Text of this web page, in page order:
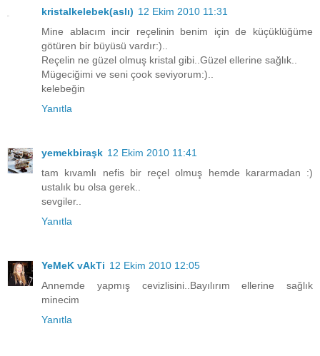
kristalkelebek(aslı) 12 Ekim 2010 11:31
Mine ablacım incir reçelinin benim için de küçüklüğüme
götüren bir büyüsü vardır:)..
Reçelin ne güzel olmuş kristal gibi..Güzel ellerine sağlık..
Mügeciğimi ve seni çook seviyorum:)..
kelebeğin
Yanıtla
yemekbiraşk 12 Ekim 2010 11:41
tam kıvamlı nefis bir reçel olmuş hemde kararmadan :)
ustalık bu olsa gerek..
sevgiler..
Yanıtla
YeMeK vAkTi 12 Ekim 2010 12:05
Annemde yapmış cevizlisini..Bayılırım ellerine sağlık
minecim
Yanıtla